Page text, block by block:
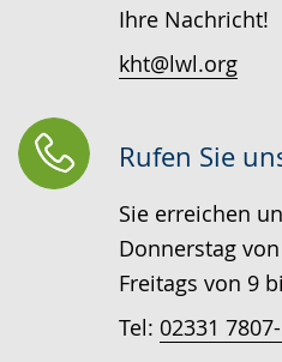
Ihre Nachricht!
kht@lwl.org
Rufen Sie
Sie erreichen
Donnerstag
Freitags von 9
Tel: 02331